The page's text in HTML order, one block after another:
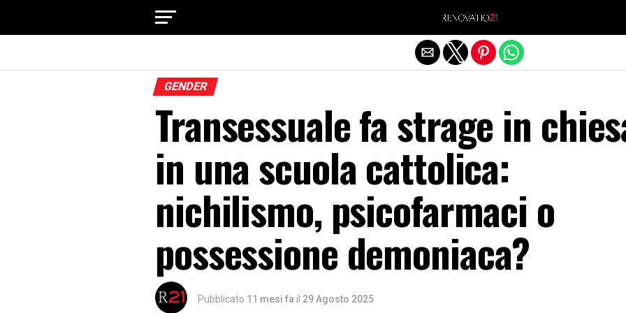
GENDER
Transessuale fa strage in
in una scuola cattolica:
nichilismo, psicofarmaci o
possessione demoniaca?
Pubblicato 11 mesi fa il 29 Agosto 2025
Exit mobile version